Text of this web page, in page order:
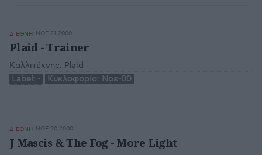
ΔΙΕΘΝΗ ΝΟΕ 21,2000
Plaid - Trainer
Καλλιτέχνης: Plaid
Label: - Κυκλοφορία: Νοε-00
ΔΙΕΘΝΗ ΝΟΕ 20,2000
J Mascis & The Fog - More Light